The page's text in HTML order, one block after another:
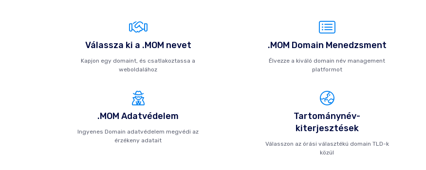
Válassza ki a .MOM nevet
Kapjon egy domaint, és csatlakoztassa a
weboldalához
.MOM Domain Menedzsment
Élvezze a kiváló domain név management
platformot
.MOM Adatvédelem
Ingyenes Domain adatvédelem megvédi az
érzékeny adatait
Tartománynév-
kiterjesztések
Válasszon az órási választékú domain TLD-k
közül